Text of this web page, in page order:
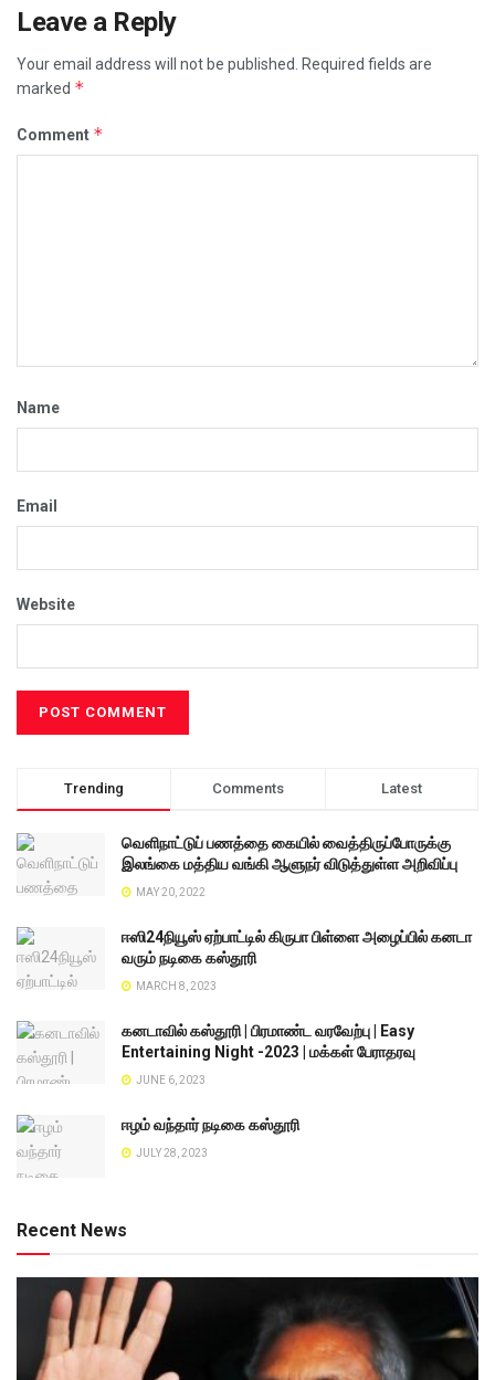
Leave a Reply
Your email address will not be published. Required fields are
marked *
Comment *
Name
Email
Website
Trending Comments Latest
வெளிநாட்டுப் பணத்தை கையில் வைத்திருப்போருக்கு
இலங்கை மத்திய வங்கி ஆளுநர் விடுத்துள்ள அறிவிப்பு
MAY 20, 2022
ஈஸி24நியூஸ் ஏற்பாட்டில் கிருபா பிள்ளை அழைப்பில் கனடா
வரும் நடிகை கஸ்தூரி
MARCH 8, 2023
கனடாவில் கஸ்தூரி | பிரமாண்ட வரவேற்பு | Easy
Entertaining Night -2023 | மக்கள் பேராதரவு
JUNE 6, 2023
ஈழம் வந்தார் நடிகை கஸ்தூரி
JULY 28, 2023
Recent News